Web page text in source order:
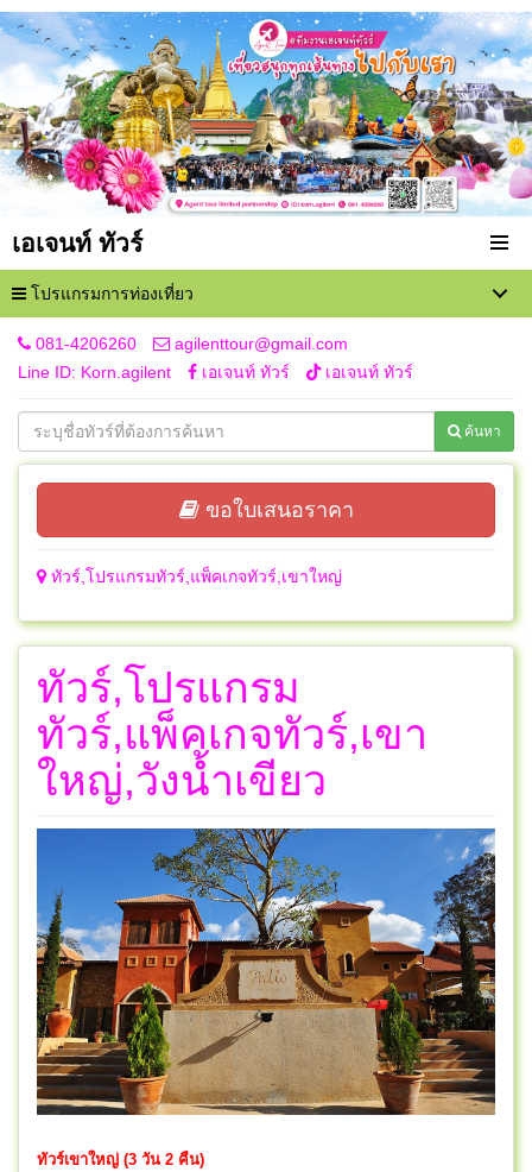
เอเจนท์ ทัวร์
โปรแกรมการท่องเที่ยว
081-4206260
agilenttour@gmail.com
Line ID: Korn.agilent
เอเจนท์ ทัวร์ เอเจนท์ ทัวร์
ค้นหา
ขอใบเสนอราคา
ทัวร์,โปรแกรมทัวร์,แพ็คเกจทัวร์,เขาใหญ่
ทัวร์,โปรแกรม
ทัวร์,แพ็คเกจทัวร์,เขา
ใหญ่,วังน้ำเขียว
ทัวร์เขาใหญ่ (3 วัน 2 คืน)